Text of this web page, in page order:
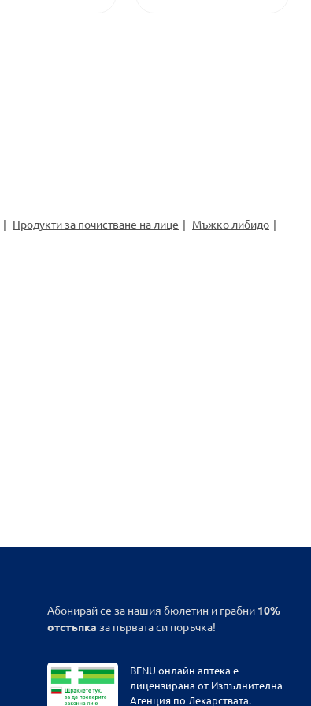
Продукти за почистване на лице
Мъжко либидо
Абонирай се за нашия бюлетин и грабни 10%
отстъпка за първата си поръчка!
BENU онлайн аптека е
лицензирана от Изпълнителна
Агенция по Лекарствата.